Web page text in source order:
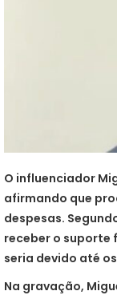
O influenciador
afirmando que
despesas.
receber o suporte
seria devido até
Na gravação,